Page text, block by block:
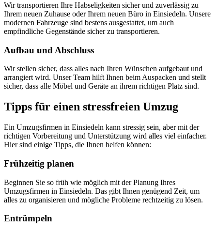
Wir transportieren Ihre Habseligkeiten sicher und zuverlässig zu
Ihrem neuen Zuhause oder Ihrem neuen Büro in Einsiedeln. Unsere
modernen Fahrzeuge sind bestens ausgestattet, um auch
empfindliche Gegenstände sicher zu transportieren.
Aufbau und Abschluss
Wir stellen sicher, dass alles nach Ihren Wünschen aufgebaut und
arrangiert wird. Unser Team hilft Ihnen beim Auspacken und stellt
sicher, dass alle Möbel und Geräte an ihrem richtigen Platz sind.
Tipps für einen stressfreien Umzug
Ein Umzugsfirmen in Einsiedeln kann stressig sein, aber mit der
richtigen Vorbereitung und Unterstützung wird alles viel einfacher.
Hier sind einige Tipps, die Ihnen helfen können:
Frühzeitig planen
Beginnen Sie so früh wie möglich mit der Planung Ihres
Umzugsfirmen in Einsiedeln. Das gibt Ihnen genügend Zeit, um
alles zu organisieren und mögliche Probleme rechtzeitig zu lösen.
Entrümpeln